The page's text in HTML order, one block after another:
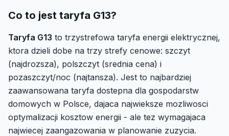
Co to jest taryfa G13?
Taryfa G13 to trzystrefowa taryfa energii elektrycznej,
ktora dzieli dobe na trzy strefy cenowe: szczyt
(najdrozsza), polszczyt (srednia cena) i
pozaszczyt/noc (najtansza). Jest to najbardziej
zaawansowana taryfa dostepna dla gospodarstw
domowych w Polsce, dajaca najwieksze mozliwosci
optymalizacji kosztow energii - ale tez wymagajaca
najwiecej zaangazowania w planowanie zuzycia.